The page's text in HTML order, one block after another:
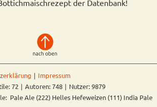
der Datenbank!
∣ Impressum
72 ∣ Autoren: 748 ∣ Nutzer: 9879
Pale Ale (222) Helles Hefeweizen (111) India Pale